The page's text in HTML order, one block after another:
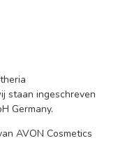
staan ingeschreven
Germany.
AVON Cosmetics